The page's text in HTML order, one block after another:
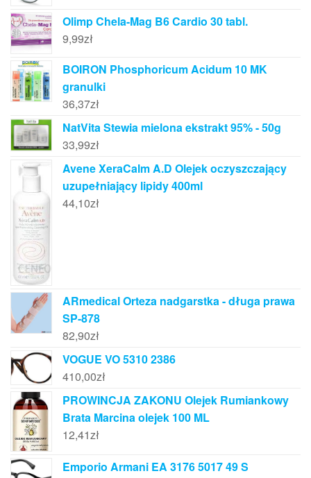
Olimp Chela-Mag B6 Cardio 30 tabl.
9,99zł
BOIRON Phosphoricum Acidum 10 MK
granulki
36,37zł
NatVita Stewia mielona ekstrakt 95% - 50g
33,99zł
Avene XeraCalm A.D Olejek oczyszczający
uzupełniający lipidy 400ml
44,10zł
ARmedical Orteza nadgarstka - długa prawa
SP-878
82,90zł
VOGUE VO 5310 2386
410,00zł
PROWINCJA ZAKONU Olejek Rumiankowy
Brata Marcina olejek 100 ML
12,41zł
Emporio Armani EA 3176 5017 49 S